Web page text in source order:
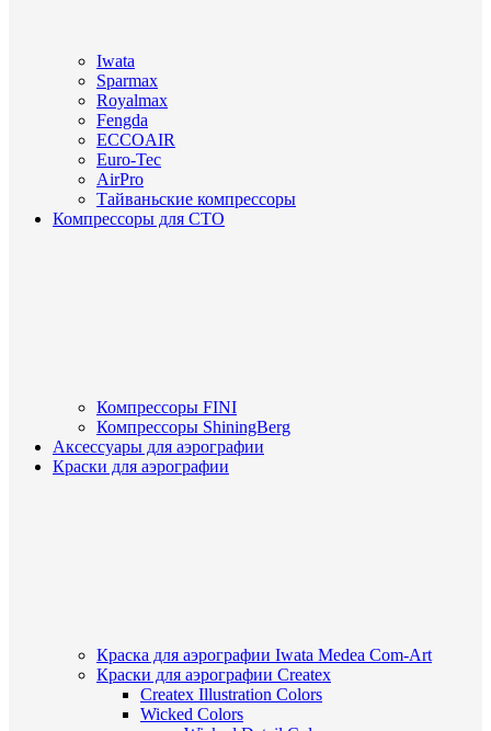
Iwata
Sparmax
Royalmax
Fengda
ECCOAIR
Euro-Tec
AirPro
Тайваньские компрессоры
Компрессоры для СТО
Компрессоры FINI
Компрессоры ShiningBerg
Аксессуары для аэрографии
Краски для аэрографии
Краска для аэрографии Iwata Medea Com-Art
Краски для аэрографии Createx
Createx Illustration Colors
Wicked Colors